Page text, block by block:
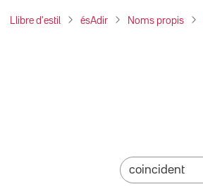
Llibre d'estil ésAdir Noms propis